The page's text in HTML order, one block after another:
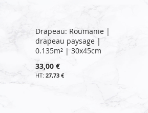
Drapeau: Roumanie |
drapeau paysage |
0.135m² | 30x45cm
33,00 €
27,73 €